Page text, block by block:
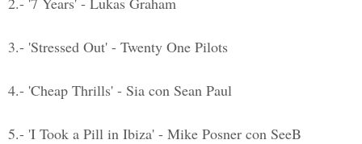
3.- 'Stressed Out' - Twenty One Pilots
4.- 'Cheap Thrills' - Sia con Sean Paul
5.- 'I Took a Pill in Ibiza' - Mike Posner con SeeB